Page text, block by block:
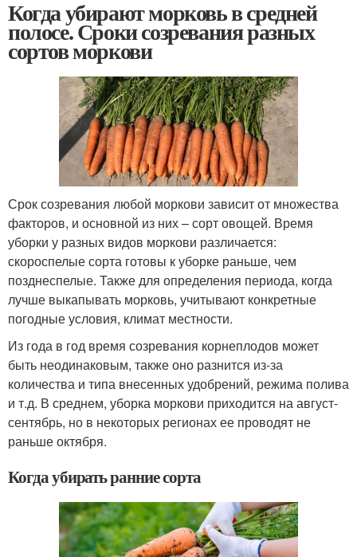
Когда убирают морковь в средней
полосе. Сроки созревания разных
сортов моркови
Срок созревания любой моркови зависит от множества
факторов, и основной из них – сорт овощей. Время
уборки у разных видов моркови различается:
скороспелые сорта готовы к уборке раньше, чем
позднеспелые. Также для определения периода, когда
лучше выкапывать морковь, учитывают конкретные
погодные условия, климат местности.
Из года в год время созревания корнеплодов может
быть неодинаковым, также оно разнится из-за
количества и типа внесенных удобрений, режима полива
и т.д. В среднем, уборка моркови приходится на август-
сентябрь, но в некоторых регионах ее проводят не
раньше октября.
Когда убирать ранние сорта